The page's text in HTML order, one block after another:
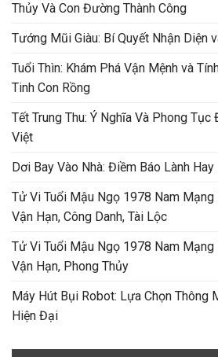
Thủy Và Con Đường Thành Công
Tướng Mũi Giàu: Bí Quyết Nhận Diện
Tuổi Thìn: Khám Phá Vận Mệnh và
Tinh Con Rồng
Tết Trung Thu: Ý Nghĩa Và Phong
Việt
Dơi Bay Vào Nhà: Điềm Báo Lành
Tử Vi Tuổi Mậu Ngọ 1978 Nam Mạng
Vận Hạn, Công Danh, Tài Lộc
Tử Vi Tuổi Mậu Ngọ 1978 Nam Mạng
Vận Hạn, Phong Thủy
Máy Hút Bụi Robot: Lựa Chọn Thông
Hiện Đại